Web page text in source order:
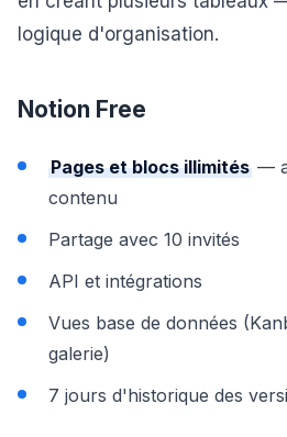
logique d'organisation.
Notion Free
Pages et blocs illimités —
contenu
Partage avec 10 invités
API et intégrations
Vues base de données
galerie)
7 jours d'historique des